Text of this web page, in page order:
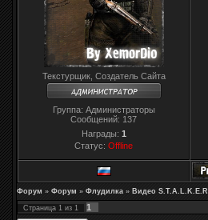
Текстурщик, Создатель Сайта
Группа: Администраторы
Сообщений: 137
Награды: 1
Статус: Offline
Форум » Форум » Флудилка » Видео S.T.A.L.K.E.R
Страница 1 из 1 1